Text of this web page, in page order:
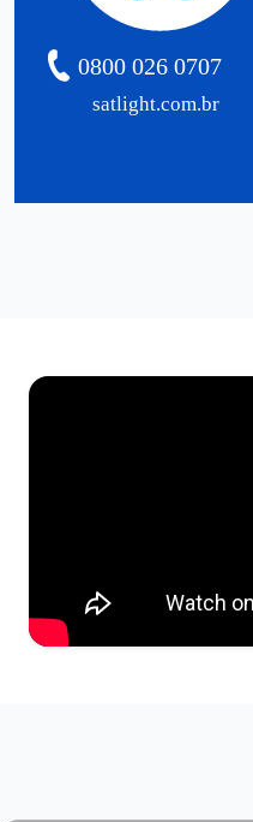
satlight.com.br
0800 026 0707